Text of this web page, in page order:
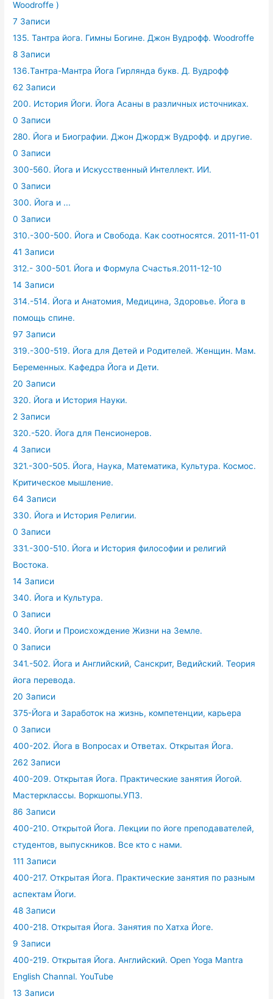
Woodroffe )
7 Записи
135. Тантра йога. Гимны Богине. Джон Вудрофф. Woodroffe
8 Записи
136.Тантра-Мантра Йога Гирлянда букв. Д. Вудрофф
62 Записи
200. История Йоги. Йога Асаны в различных источниках.
0 Записи
280. Йога и Биографии. Джон Джордж Вудрофф. и другие.
0 Записи
300-560. Йога и Искусственный Интеллект. ИИ.
0 Записи
300. Йога и ...
0 Записи
310.-300-500. Йога и Свобода. Как соотносятся. 2011-11-01
41 Записи
312.- 300-501. Йога и Формула Счастья.2011-12-10
14 Записи
314.-514. Йога и Анатомия, Медицина, Здоровье. Йога в
помощь спине.
97 Записи
319.-300-519. Йога для Детей и Родителей. Женщин. Мам.
Беременных. Кафедра Йога и Дети.
20 Записи
320. Йога и История Науки.
2 Записи
320.-520. Йога для Пенсионеров.
4 Записи
321.-300-505. Йога, Наука, Математика, Культура. Космос.
Критическое мышление.
64 Записи
330. Йога и История Религии.
0 Записи
331.-300-510. Йога и История философии и религий
Востока.
14 Записи
340. Йога и Культура.
0 Записи
340. Йоги и Происхождение Жизни на Земле.
0 Записи
341.-502. Йога и Английский, Санскрит, Ведийский. Теория
йога перевода.
20 Записи
375-Йога и Заработок на жизнь, компетенции, карьера
0 Записи
400-202. Йога в Вопросах и Ответах. Открытая Йога.
262 Записи
400-209. Открытая Йога. Практические занятия Йогой.
Мастерклассы. Воркшопы.УПЗ.
86 Записи
400-210. Открытой Йога. Лекции по йоге преподавателей,
студентов, выпускников. Все кто с нами.
111 Записи
400-217. Открытая Йога. Практические занятия по разным
аспектам Йоги.
48 Записи
400-218. Открытая Йога. Занятия по Хатха Йоге.
9 Записи
400-219. Открытая Йога. Английский. Open Yoga Mantra
English Channal. YouTube
13 Записи